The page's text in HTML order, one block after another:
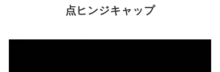
点ヒンジキャップ